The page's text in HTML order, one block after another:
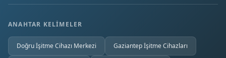
ANAHTAR KELIMELER
Doğru İşitme Cihazı Merkezi Gaziantep İşitme Cihazları